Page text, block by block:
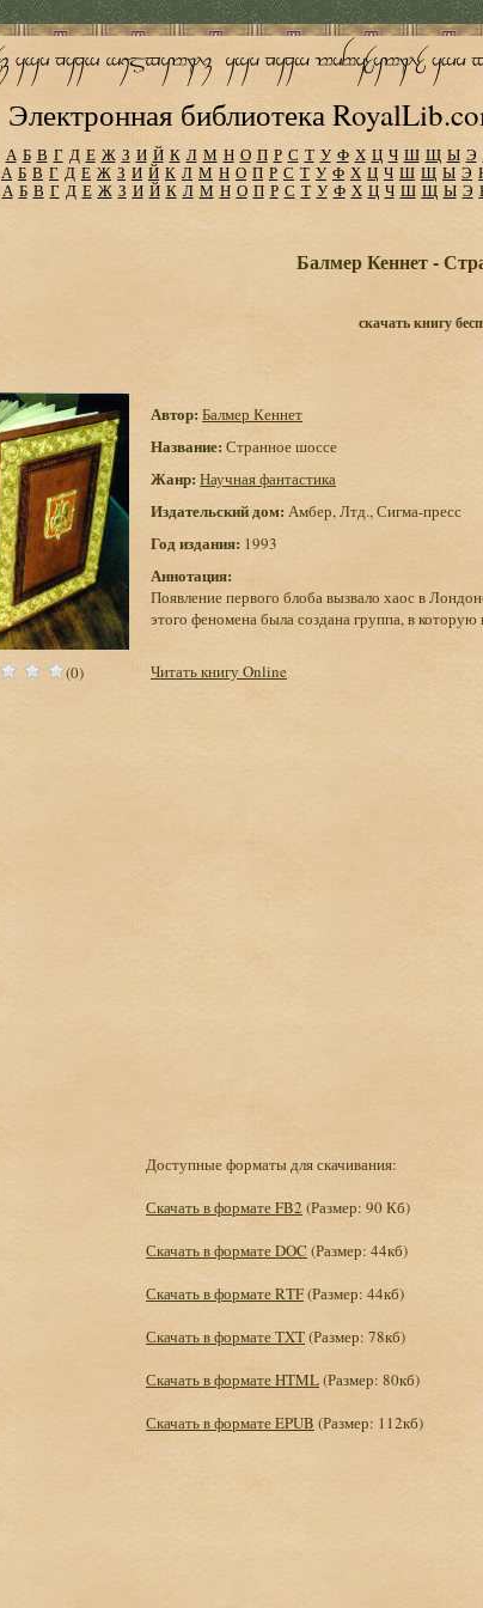
Электронная библиотека
А Б В Г Д Е Ж З И Й К Л М Н О П Р С Т У Ф Х Ц Ч Ш Щ Ы Э
А Б В Г Д Е Ж З И Й К Л М Н О П Р С Т У Ф Х Ц Ч Ш Щ Ы Э
А Б В Г Д Е Ж З И Й К Л М Н О П Р С Т У Ф Х Ц Ч Ш Щ Ы Э
Балмер Кеннет -
скачать книгу
(0)
Автор: Балмер Кеннет
Название: Странное шоссе
Жанр: Научная фантастика
Издательский дом: Амбер, Лтд., Сигма-пресс
Год издания: 1993
Аннотация:
Появление первого блоба вызвало хаос в
этого феномена была создана группа, в
Читать книгу Online
Доступные форматы для скачивания:
Скачать в формате FB2 (Размер: 90 Кб)
Скачать в формате DOC (Размер: 44кб)
Скачать в формате RTF(Размер: 44кб)
Скачать в формате TXT(Размер: 78кб)
Скачать в формате HTML(Размер: 80кб)
Скачать в формате EPUB (Размер: 112кб)